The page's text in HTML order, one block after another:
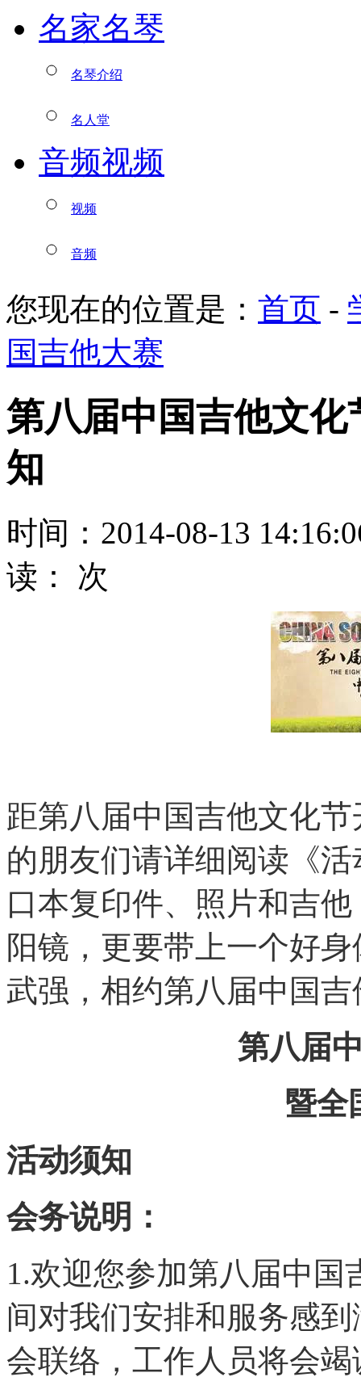
名家名琴
名琴介绍
名人堂
音频视频
视频
音频
您现在的位置是： 首页 -
国吉他大赛
第八届中国吉他文
知
时间：2014-08-13
读： 次
距第八届中国吉他文化
的朋友们请详细阅读《
口本复印件、照片和吉
阳镜，更要带上一个好
武强，相约第八届中国
第八届
暨全
活动须知
会务说明：
1.欢迎您参加第八届中
间对我们安排和服务感
会联络，工作人员将会